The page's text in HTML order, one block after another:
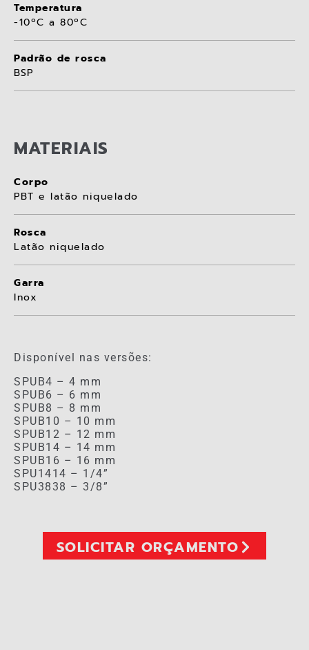
Temperatura
-10ºC a 80ºC
Padrão de rosca
BSP
MATERIAIS
Corpo
PBT e latão niquelado
Rosca
Latão niquelado
Garra
Inox
Disponível nas versões:
SPUB4 – 4 mm
SPUB6 – 6 mm
SPUB8 – 8 mm
SPUB10 – 10 mm
SPUB12 – 12 mm
SPUB14 – 14 mm
SPUB16 – 16 mm
SPU1414 – 1/4”
SPU3838 – 3/8”
SOLICITAR ORÇAMENTO